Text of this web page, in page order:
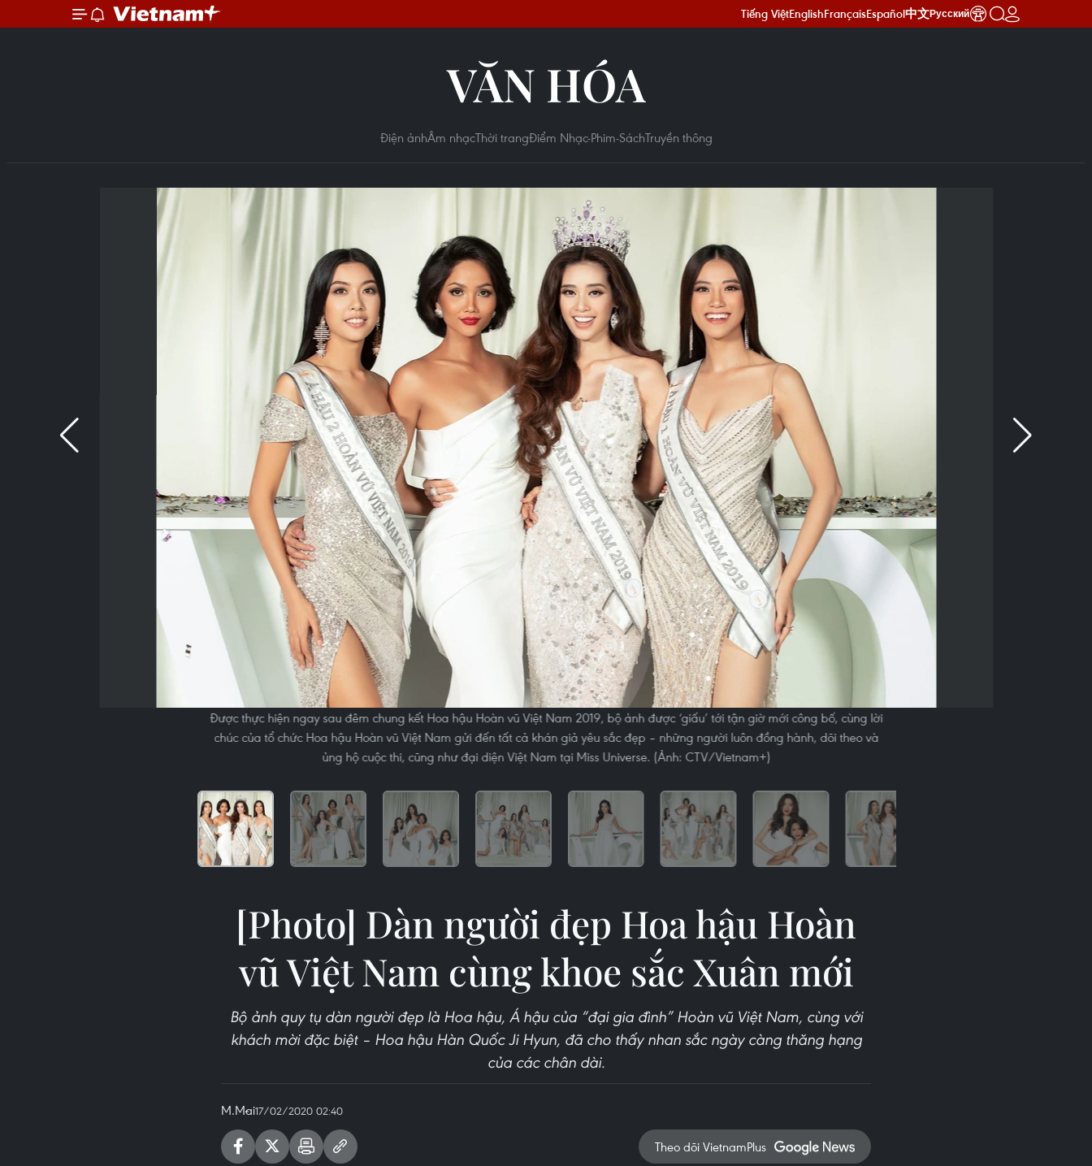
Tiếng ViệtEnglishFrançaisEspañol中文Русский
VĂN HÓA
Điện ảnhÂm nhạcThời trangĐiểm Nhạc-Phim-SáchTruyền thông
Được thực hiện ngay sau đêm chung kết Hoa hậu Hoàn vũ Việt Nam 2019, bộ ảnh được ‘giấu’ tới tận giờ mới công bố, cùng lời
chúc của tổ chức Hoa hậu Hoàn vũ Việt Nam gửi đến tất cả khán giả yêu sắc đẹp – những người luôn đồng hành, dõi theo và
ủng hộ cuộc thi, cũng như đại diện Việt Nam tại Miss Universe. (Ảnh: CTV/Vietnam+)
[Photo] Dàn người đẹp Hoa hậu Hoàn
vũ Việt Nam cùng khoe sắc Xuân mới
Bộ ảnh quy tụ dàn người đẹp là Hoa hậu, Á hậu của “đại gia đình” Hoàn vũ Việt Nam, cùng với
khách mời đặc biệt – Hoa hậu Hàn Quốc Ji Hyun, đã cho thấy nhan sắc ngày càng thăng hạng
của các chân dài.
M.Mai17/02/2020 02:40
Theo dõi VietnamPlus